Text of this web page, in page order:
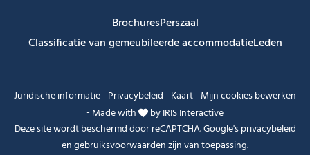
BrochuresPerszaal
Classificatie van gemeubileerde accommodatieLeden
Juridische informatie- Privacybeleid- Kaart- Mijn cookies bewerken
- Made with byIRIS Interactive
Deze site wordt beschermd door reCAPTCHA. Google'sprivacybeleid
engebruiksvoorwaardenzijn van toepassing.